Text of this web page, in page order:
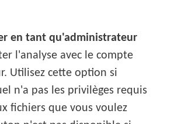
en tant qu'administrateur
l'analyse avec le compte
Utilisez cette option si
n'a pas les privilèges requis
fichiers que vous voulez